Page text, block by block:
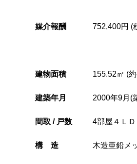
媒介報酬 752,400円 (
建物面積 155.52㎡ (
建築年月 2000年9月(
間取 / 戸数 4部屋４Ｌ
構造 木造亜鉛メ